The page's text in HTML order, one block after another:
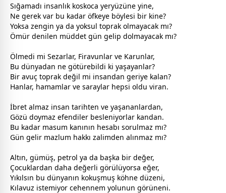
Sığamadı insanlık koskoca yeryüzüne yine,
Ne gerek var bu kadar öfkeye böylesi bir kine?
Yoksa zengin ya da yoksul toprak olmayacak mı?
Ömür denilen müddet gün gelip dolmayacak mı?
Ölmedi mi Sezarlar, Firavunlar ve Karunlar,
Bu dünyadan ne götürebildi ki yaşayanlar?
Bir avuç toprak değil mi insandan geriye kalan?
Hanlar, hamamlar ve saraylar hepsi oldu viran.
İbret almaz insan tarihten ve yaşananlardan,
Gözü doymaz efendiler besleniyorlar kandan.
Bu kadar masum kanının hesabı sorulmaz mı?
Gün gelir mazlum hakkı zalimden alınmaz mı?
Altın, gümüş, petrol ya da başka bir değer,
Çocuklardan daha değerli görülüyorsa eğer,
Yıkılsın bu dünyanın kokuşmuş köhne düzeni,
Kılavuz istemiyor cehennem yolunun görüneni.